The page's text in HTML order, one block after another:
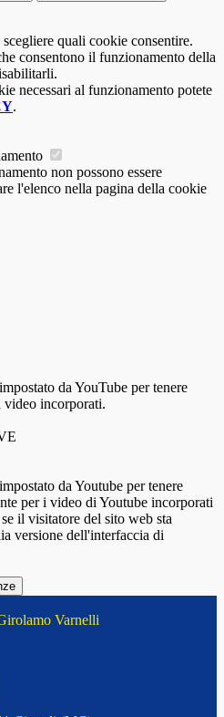
quali cookie consentire.
consentono il funzionamento della
necessari al funzionamento potete
.
non possono essere
l'elenco nella pagina della cookie
da YouTube per tenere
video incorporati.
da Youtube per tenere
per i video di Youtube incorporati
il visitatore del sito web sta
versione dell'interfaccia di
Varnelli